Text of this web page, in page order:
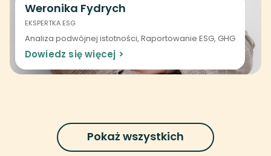
Weronika Fydrych
EKSPERTKA ESG
Analiza podwójnej istotności, Raportowanie ESG, GHG
Dowiedz się więcej >
Pokaż wszystkich